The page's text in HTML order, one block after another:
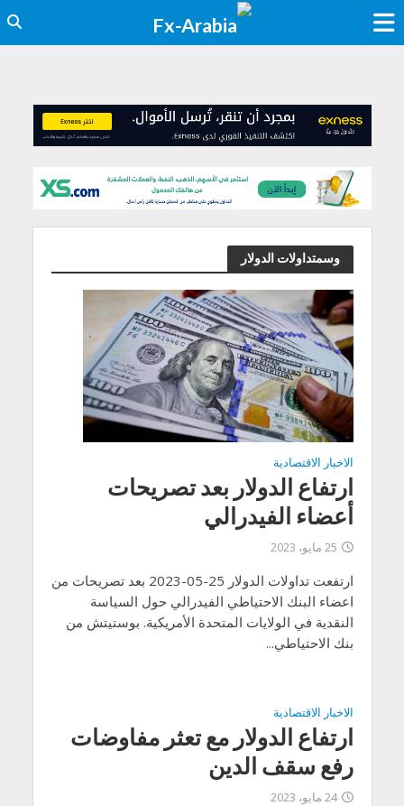
وسمتداولات الدولار
الاخبار الاقتصادية
ارتفاع الدولار بعد تصريحات
أعضاء الفيدرالي
25 مايو، 2023
ارتفعت تداولات الدولار 25-05-2023 بعد تصريحات من
اعضاء البنك الاحتياطي الفيدرالي حول السياسة
النقدية في الولايات المتحدة الأمريكية. بوستيتش من
بنك الاحتياطي...
الاخبار الاقتصادية
ارتفاع الدولار مع تعثر مفاوضات
رفع سقف الدين
24 مايو، 2023